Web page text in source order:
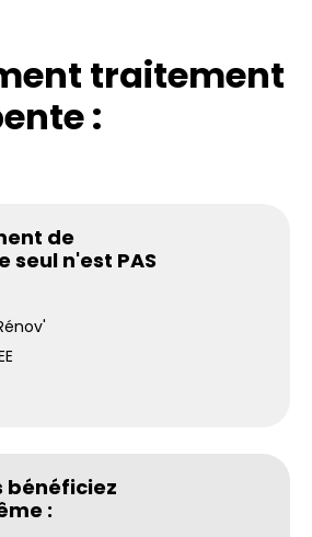
traitement
:
de
seul n'est PAS
bénéficiez
: